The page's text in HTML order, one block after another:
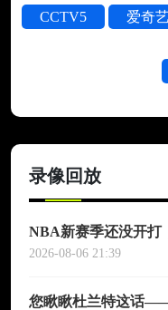
CCTV5 爱奇
录像回放
NBA新赛季还没开打
诞生——英国篮球俱
2026-08-06 21:39
您瞅瞅杜兰特这话